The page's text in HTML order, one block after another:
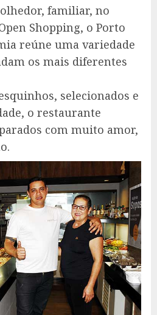
familiar, no
Shopping, o Porto
reúne uma variedade
os mais diferentes
selecionados e
o restaurante
com muito amor,